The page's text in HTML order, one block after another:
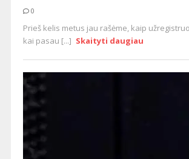
0
Prieš kelis metus jau rašėme, kaip
kai pasau [...] Skaityti daugiau